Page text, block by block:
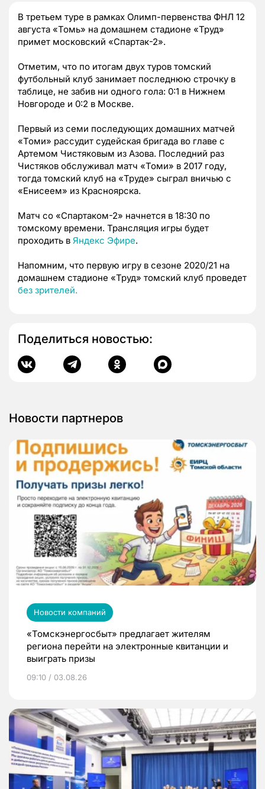
В третьем туре в рамках Олимп-первенства ФНЛ 12
августа «Томь» на домашнем стадионе «Труд»
примет московский «Спартак-2».
Отметим, что по итогам двух туров томский
футбольный клуб занимает последнюю строчку в
таблице, не забив ни одного гола: 0:1 в Нижнем
Новгороде и 0:2 в Москве.
Первый из семи последующих домашних матчей
«Томи» рассудит судейская бригада во главе с
Артемом Чистяковым из Азова. Последний раз
Чистяков обслуживал матч «Томи» в 2017 году,
тогда томский клуб на «Труде» сыграл вничью с
«Енисеем» из Красноярска.
Матч со «Спартаком-2» начнется в 18:30 по
томскому времени. Трансляция игры будет
проходить в Яндекс Эфире.
Напомним, что первую игру в сезоне 2020/21 на
домашнем стадионе «Труд» томский клуб проведет
без зрителей.
Поделиться новостью:
Новости партнеров
Новости компаний
«Томскэнергосбыт» предлагает жителям
региона перейти на электронные квитанции и
выиграть призы
09:10 / 03.08.26